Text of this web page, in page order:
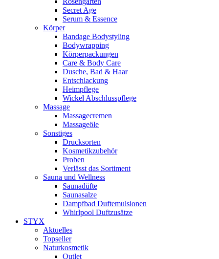
Secret Age
Serum & Essence
Körper
Bandage Bodystyling
Bodywrapping
Körperpackungen
Care & Body Care
Dusche, Bad & Haar
Entschlackung
Heimpflege
Wickel Abschlusspflege
Massage
Massagecremen
Massageöle
Sonstiges
Drucksorten
Kosmetikzubehör
Proben
Verlässt das Sortiment
Sauna und Wellness
Saunadüfte
Saunasalze
Dampfbad Duftemulsionen
Whirlpool Duftzusätze
STYX
Aktuelles
Topseller
Naturkosmetik
Outlet